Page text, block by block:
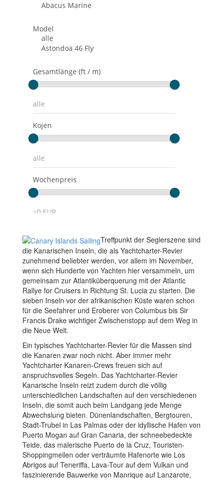
Treffpunkt der Seglerszene sind
die Kanarischen Inseln, die als Yachtcharter-Revier
zunehmend beliebter werden, vor allem im November,
wenn sich Hunderte von Yachten hier versammeln, um
gemeinsam zur Atlantiküberquerung mit der Atlantic
Rallye for Cruisers in Richtung St. Lucia zu starten. Die
sieben Inseln vor der afrikanischen Küste waren schon
für die Seefahrer und Eroberer von Columbus bis Sir
Francis Drake wichtiger Zwischenstopp auf dem Weg in
die Neue Welt.
Ein typisches Yachtcharter-Revier für die Massen sind
die Kanaren zwar noch nicht. Aber immer mehr
Yachtcharter Kanaren-Crews freuen sich auf
anspruchsvolles Segeln. Das Yachtcharter-Revier
Kanarische Inseln reizt zudem durch die völlig
unterschiedlichen Landschaften auf den verschiedenen
Inseln, die somit auch beim Landgang jede Menge
Abwechslung bieten. Dünenlandschaften, Bergtouren,
Stadt-Trubel in Las Palmas oder der idyllische Hafen von
Puerto Mogan auf Gran Canaria, der schneebedeckte
Teide, das malerische Puerto de la Cruz, Touristen-
Shoppingmeilen oder verträumte Hafenorte wie Los
Abrigos auf Teneriffa, Lava-Tour auf dem Vulkan und
faszinierende Bauwerke von Manrique auf Lanzarote,